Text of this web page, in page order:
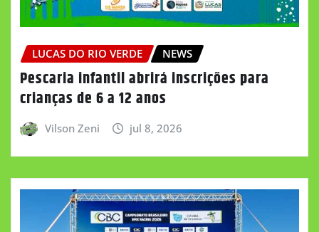
LUCAS DO RIO VERDE NEWS
Pescaria infantil abrirá inscrições para
crianças de 6 a 12 anos
Vilson Zeni jul 8, 2026